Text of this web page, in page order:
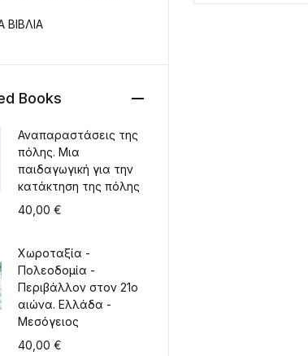
ΒΙΒΛΙΑ
Books
Αναπαραστάσεις της
πόλης. Μια
παιδαγωγική για την
κατάκτηση της πόλης
40,00 €
Χωροταξία -
Πολεοδομία -
Περιβάλλον στον 21ο
αιώνα. Ελλάδα -
Μεσόγειος
40,00 €